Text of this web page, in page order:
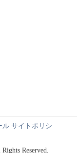
ル サイトポリシ
Reserved.